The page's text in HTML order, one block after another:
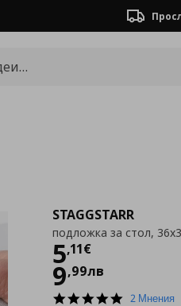
STAGGSTARR
подложка за стол,
5,11€
Цена
9,99лв
5.02 Мнения